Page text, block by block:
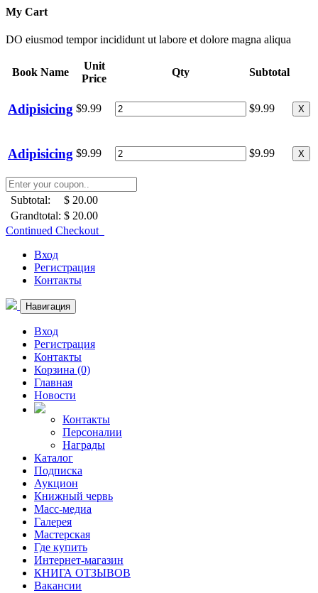
My Cart
DO eiusmod tempor incididunt ut labore et dolore magna aliqua
Book Name
Unit
Price
Qty Subtotal
Adipisicing $9.99 $9.99 X
Adipisicing $9.99 $9.99 X
Subtotal:
$ 20.00
Grandtotal: $ 20.00
Continued Checkout
Вход
Регистрация
Контакты
Навигация
Вход
Регистрация
Контакты
Корзина (0)
Главная
Новости
Контакты
Персоналии
Награды
Каталог
Подписка
Аукцион
Книжный червь
Масс-медиа
Галерея
Мастерская
Где купить
Интернет-магазин
КНИГА ОТЗЫВОВ
Вакансии